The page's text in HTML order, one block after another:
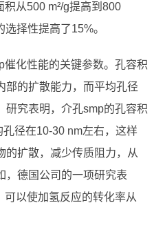
从500 m²/g提高到800
择性提高了15%。
催化性能的关键参数。孔容积
部的扩散能力，而平均孔径
研究表明，介孔smp的孔容积
孔径在10-30 nm左右，这样
的扩散，减少传质阻力，从
，德国公司的一项研究表
以使加氢反应的转化率从